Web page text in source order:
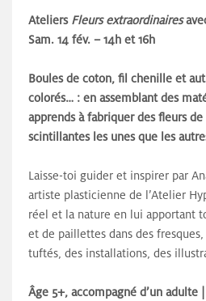
Ateliers Fleurs extraordinaires
Sam. 14 fév. – 14h et 16h
Boules de coton, fil chenille et
colorés… : en assemblant des
apprends à fabriquer des fleurs de
scintillantes les unes que les
Laisse-toi guider et inspirer par
artiste plasticienne de l’Atelier
réel et la nature en lui apportant
et de paillettes dans des
tuftés, des installations, des
Âge 5+, accompagné d’un adulte |